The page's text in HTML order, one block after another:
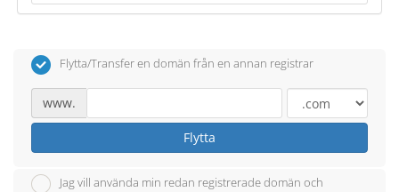
Flytta/Transfer en domän från en annan registrar
www.
Flytta
Jag vill använda min redan registrerade domän och